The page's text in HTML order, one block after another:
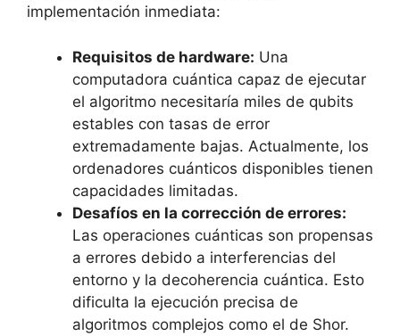
implementación inmediata:
Requisitos de hardware: Una
computadora cuántica capaz de ejecutar
el algoritmo necesitaría miles de qubits
estables con tasas de error
extremadamente bajas. Actualmente, los
ordenadores cuánticos disponibles tienen
capacidades limitadas.
Desafíos en la corrección de errores:
Las operaciones cuánticas son propensas
a errores debido a interferencias del
entorno y la decoherencia cuántica. Esto
dificulta la ejecución precisa de
algoritmos complejos como el de Shor.